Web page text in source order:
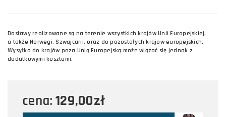
Dostawy realizowane są na terenie wszystkich krajów Unii Europejskiej,
a także Norwegi, Szwajcarii, oraz do pozostałych krajów europejskich.
Wysyłka do krajów poza Unią Europejską może wiązać się jednak z
dodatkowymi kosztami.
cena: 129,00zł